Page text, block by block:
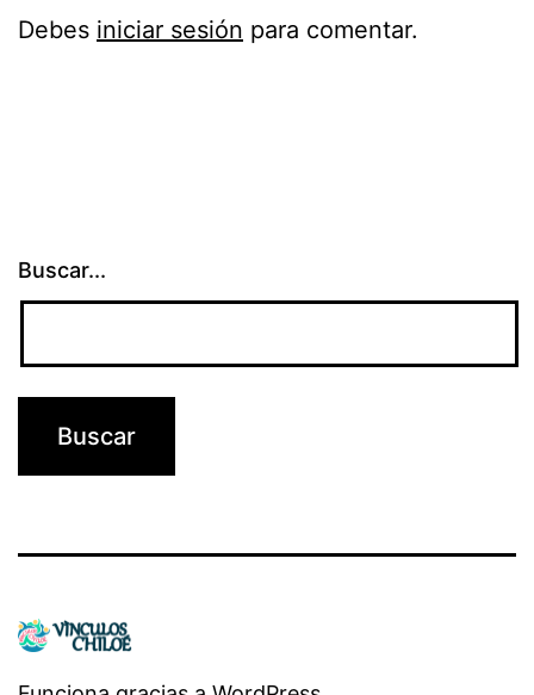
Debes iniciar sesión para comentar.
Buscar...